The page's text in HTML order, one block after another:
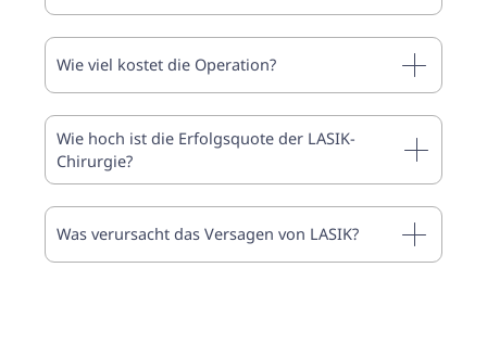
Wie viel kostet die Operation?
Wie hoch ist die Erfolgsquote der LASIK-
Chirurgie?
Was verursacht das Versagen von LASIK?